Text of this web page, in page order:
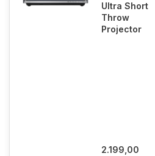
Ultra Short
Throw
Projector
2.199,00